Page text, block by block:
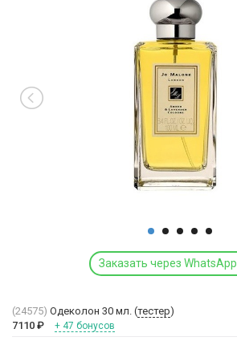
Заказать через WhatsApp
(24575) Одеколон 30 мл. (тестер)
7110 ₽ + 47 бонусов